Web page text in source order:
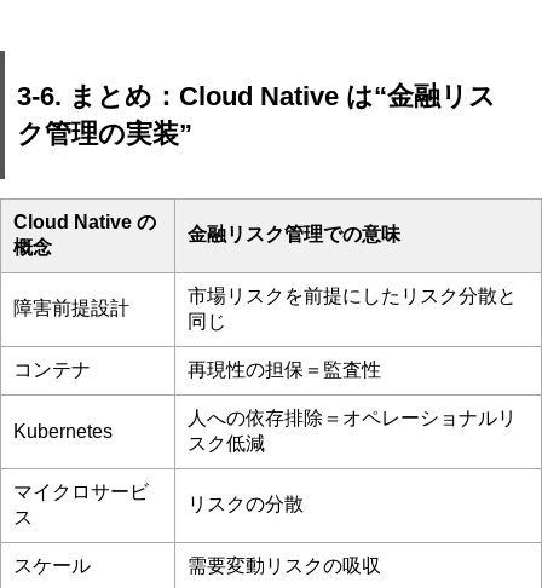
3-6. まとめ：Cloud Native は“金融リス
ク管理の実装”
Cloud Native の
概念
金融リスク管理での意味
障害前提設計
市場リスクを前提にしたリスク分散と
同じ
コンテナ 再現性の担保＝監査性
Kubernetes
人への依存排除＝オペレーショナルリ
スク低減
マイクロサービ
ス
リスクの分散
スケール 需要変動リスクの吸収